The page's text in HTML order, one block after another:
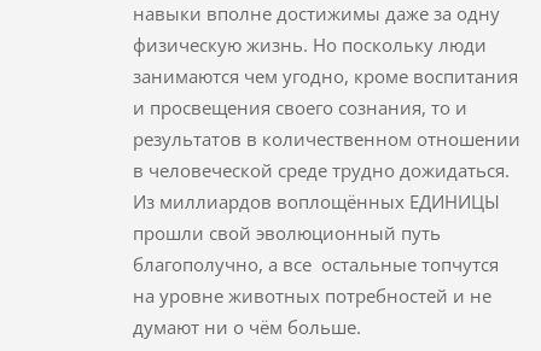
навыки вполне достижимы даже за одну
физическую жизнь. Но поскольку люди
занимаются чем угодно, кроме воспитания
и просвещения своего сознания, то и
результатов в количественном отношении
в человеческой среде трудно дожидаться.
Из миллиардов воплощённых ЕДИНИЦЫ
прошли свой эволюционный путь
благополучно, а все остальные топчутся
на уровне животных потребностей и не
думают ни о чём больше.